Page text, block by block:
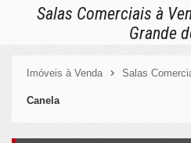
Salas Comerciais à
Grande
Imóveis à Venda Salas
Canela